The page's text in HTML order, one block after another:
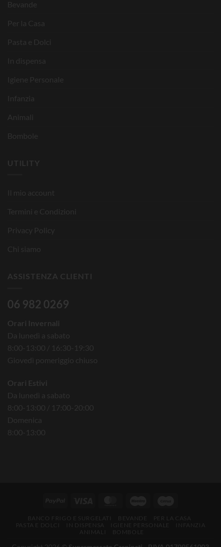
Bevande
Per la Casa
Pasta e Dolci
In dispensa
Igiene Personale
Infanzia
Animali
Bombole
UTILITY
Il mio account
Termini e Condizioni
Privacy Policy
Chi siamo
ASSISTENZA CLIENTI
06 982 0269
Orari Invernali
Da lunedì a sabato
8:00-13:00 / 16:30-19:30
Giovedì pomeriggio chiuso
Orari Estivi
Da lunedì a sabato
8:00-13:00 / 17:00-20:00
Domenica
8:00-13:00